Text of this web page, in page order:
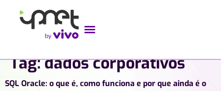
Tag:dados corporativos
SQL Oracle: o que é, como funciona e por que ainda é o